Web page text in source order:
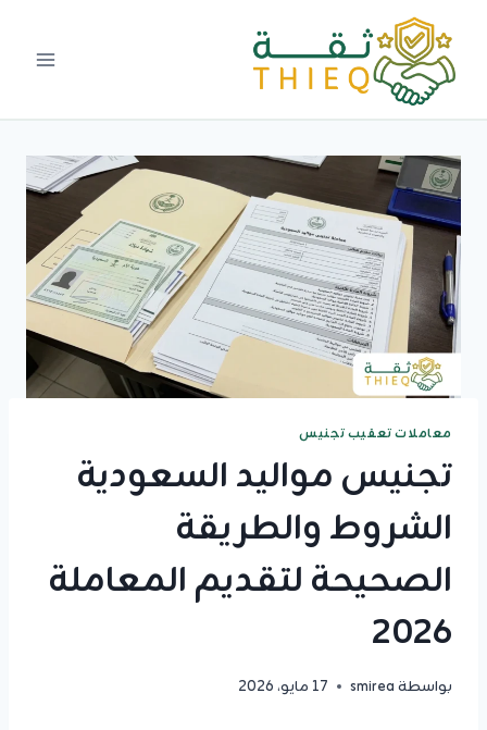
المحتوى
معاملات تعقيب تجنيس
تجنيس مواليد السعودية
الشروط والطريقة
الصحيحة لتقديم المعاملة
2026
بواسطةsmirea 17 مايو، 2026